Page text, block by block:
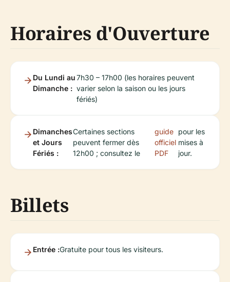
Horaires d'Ouverture
Du Lundi au
Dimanche :
7h30 – 17h00 (les horaires peuvent
varier selon la saison ou les jours
fériés)
Dimanches
et Jours
Fériés :
Certaines sections
peuvent fermer dès
12h00 ; consultez le
guide
officiel
PDF
pour les
mises à
jour.
Billets
Entrée :Gratuite pour tous les visiteurs.